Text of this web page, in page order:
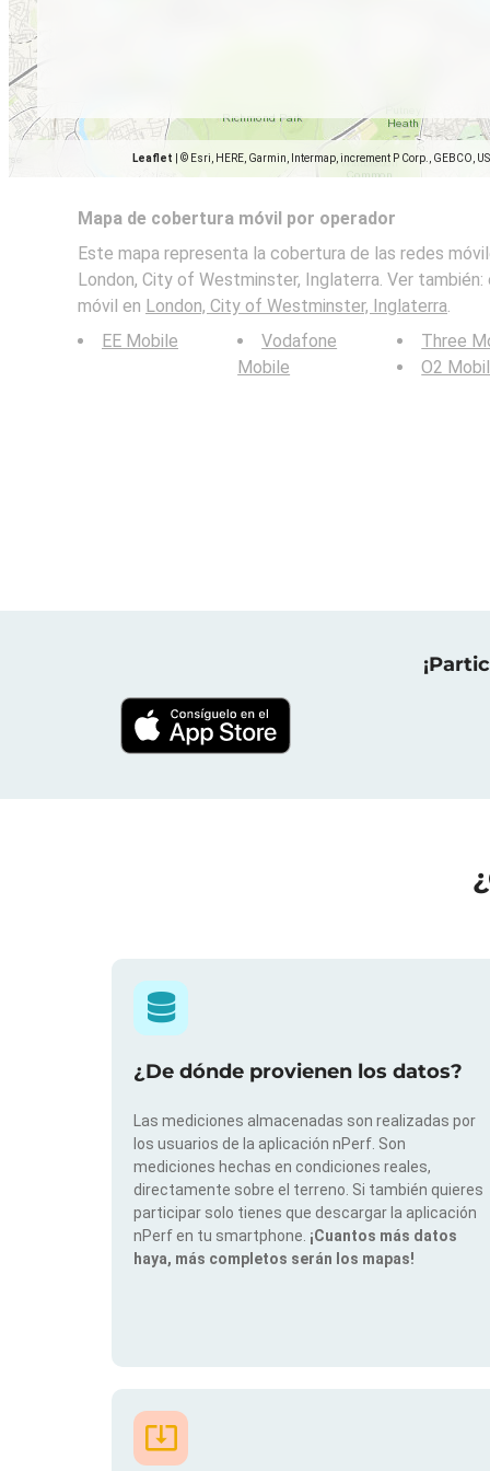
Leaflet © Esri, HERE, Garmin, Intermap, increment P Corp., GEBCO,
Mapa de cobertura móvil por operador
Este mapa representa la cobertura de las redes
London, City of Westminster, Inglaterra. Ver
móvil en London, City of Westminster, Inglaterra.
EE Mobile
Vodafone
Mobile
Three
O2
¿De dónde provienen los datos?
Las mediciones almacenadas son realizadas por
los usuarios de la aplicación nPerf. Son
mediciones hechas en condiciones reales,
directamente sobre el terreno. Si también quieres
participar solo tienes que descargar la aplicación
nPerf en tu smartphone. ¡Cuantos más datos
haya, más completos serán los mapas!